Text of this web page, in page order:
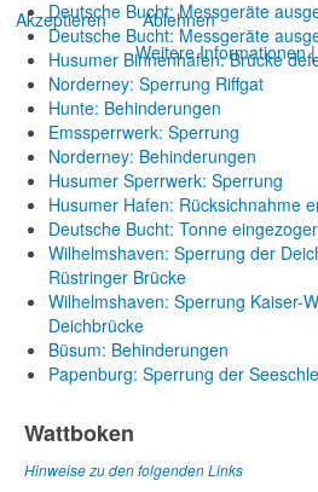
Deutsche Bucht: Messgeräte
Deutsche Bucht: Messgeräte
Husumer Binnenhafen: Brücke
Norderney: Sperrung Riffgat
Hunte: Behinderungen
Emssperrwerk: Sperrung
Norderney: Behinderungen
Husumer Sperrwerk: Sperrung
Husumer Hafen: Rücksichnahme
Deutsche Bucht: Tonne
Wilhelmshaven: Sperrung der
Rüstringer Brücke
Wilhelmshaven: Sperrung Kaiser-
Deichbrücke
Büsum: Behinderungen
Papenburg: Sperrung der
Wattboken
Hinweise zu den folgenden Links
Akzeptieren
Ablehnen
Weitere Informationen